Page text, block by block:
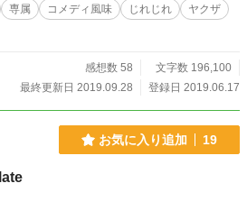
専属 コメディ風味 じれじれ
ヤクザ
感想数 58
文字数 196,100
最終更新日 2019.09.28
登録日 2019.06.17
お気に入り追加 19